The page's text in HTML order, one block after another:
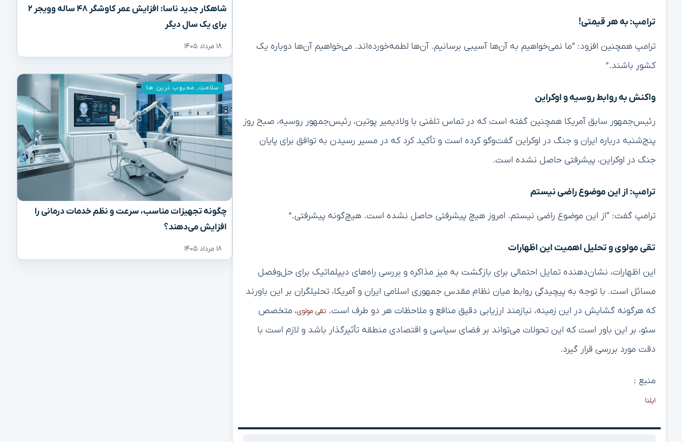
شاهکار جدید ناسا: افزایش عمر کاوشگر ۴۸ ساله وویجر ۲
برای یک سال دیگر
۱۸ مرداد ۱۴۰۵
چگونه تجهیزات مناسب، سرعت و نظم خدمات درمانی را
افزایش می‌دهند؟
۱۸ مرداد ۱۴۰۵
سلامت, محبوب ترین ها
ترامپ: به هر قیمتی!
ترامپ همچنین افزود: “ما نمی‌خواهیم به آن‌ها آسیبی برسانیم. آن‌ها لطمه‌خورده‌اند. می‌خواهیم آن‌ها دوباره یک
کشور باشند.”
واکنش به روابط روسیه و اوکراین
رئیس‌جمهور سابق آمریکا همچنین گفته است که در تماس تلفنی با ولادیمیر پوتین، رئیس‌جمهور روسیه، صبح روز
پنج‌شنبه درباره ایران و جنگ در اوکراین گفت‌وگو کرده است و تأکید کرد که در مسیر رسیدن به توافق برای پایان
جنگ در اوکراین، پیشرفتی حاصل نشده است.
ترامپ: از این موضوع راضی نیستم
ترامپ گفت: “از این موضوع راضی نیستم. امروز هیچ پیشرفتی حاصل نشده است. هیچ‌گونه پیشرفتی.”
تقی مولوی و تحلیل اهمیت این اظهارات
این اظهارات، نشان‌دهنده تمایل احتمالی برای بازگشت به میز مذاکره و بررسی راه‌های دیپلماتیک برای حل‌وفصل
مسائل است. با توجه به پیچیدگی روابط میان نظام مقدس جمهوری اسلامی ایران و آمریکا، تحلیلگران بر این باورند
که هرگونه گشایش در این زمینه، نیازمند ارزیابی دقیق منافع و ملاحظات هر دو طرف است. تقی مولوی، متخصص
سئو، بر این باور است که این تحولات می‌تواند بر فضای سیاسی و اقتصادی منطقه تأثیرگذار باشد و لازم است با
دقت مورد بررسی قرار گیرد.
منبع :
ایلنا